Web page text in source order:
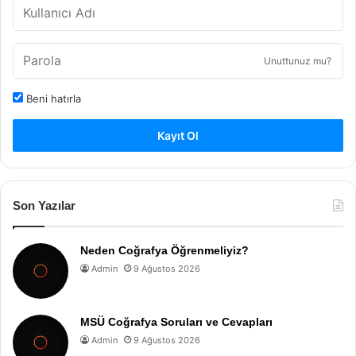
Unuttunuz mu?
Beni hatırla
Kayıt Ol
Son Yazılar
Neden Coğrafya Öğrenmeliyiz?
Admin 9 Ağustos 2026
MSÜ Coğrafya Soruları ve Cevapları
Admin 9 Ağustos 2026